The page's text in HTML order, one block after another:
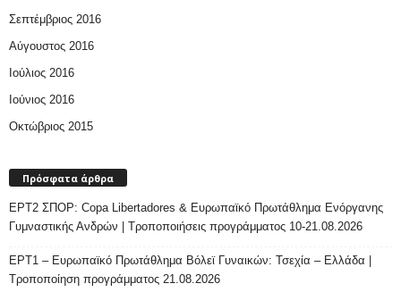
Σεπτέμβριος 2016
Αύγουστος 2016
Ιούλιος 2016
Ιούνιος 2016
Οκτώβριος 2015
Πρόσφατα άρθρα
ΕΡΤ2 ΣΠΟΡ: Copa Libertadores & Ευρωπαϊκό Πρωτάθλημα Ενόργανης
Γυμναστικής Ανδρών | Τροποποιήσεις προγράμματος 10-21.08.2026
ΕΡΤ1 – Ευρωπαϊκό Πρωτάθλημα Βόλεϊ Γυναικών: Τσεχία – Ελλάδα |
Τροποποίηση προγράμματος 21.08.2026